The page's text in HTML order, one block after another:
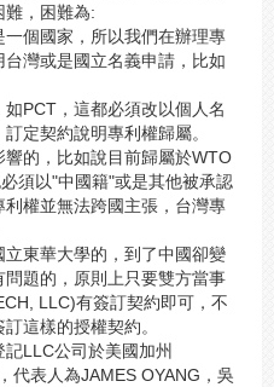
難，困難為:
個國家，所以我們在辦理專
灣或是國立名義申請，比如
PCT，這都必須改以個人名
定契約說明專利權歸屬。
的，比如說目前歸屬於WTO
須以"中國籍"或是其他被承認
權並無法跨國主張，台灣專
東華大學的，到了中國卻變
題的，原則上只要雙方當事
LLC)有簽訂契約即可，不
這樣的授權契約。
LLC公司於美國加州
代表人為JAMES OYANG，吳